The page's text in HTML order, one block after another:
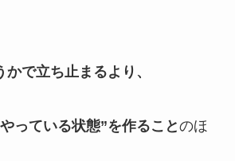
で立ち止まるより、
っている状態”を作ることのほ